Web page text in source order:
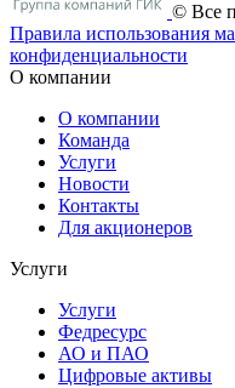
© Все
Правила использования
конфиденциальности
О компании
О компании
Команда
Услуги
Новости
Контакты
Для акционеров
Услуги
Услуги
Федресурс
АО и ПАО
Цифровые активы